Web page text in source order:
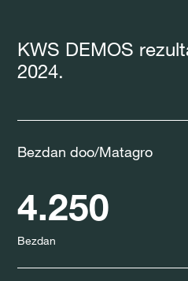
KWS DEMOS
2024.
Bezdan doo/Matagro
4.250
Bezdan